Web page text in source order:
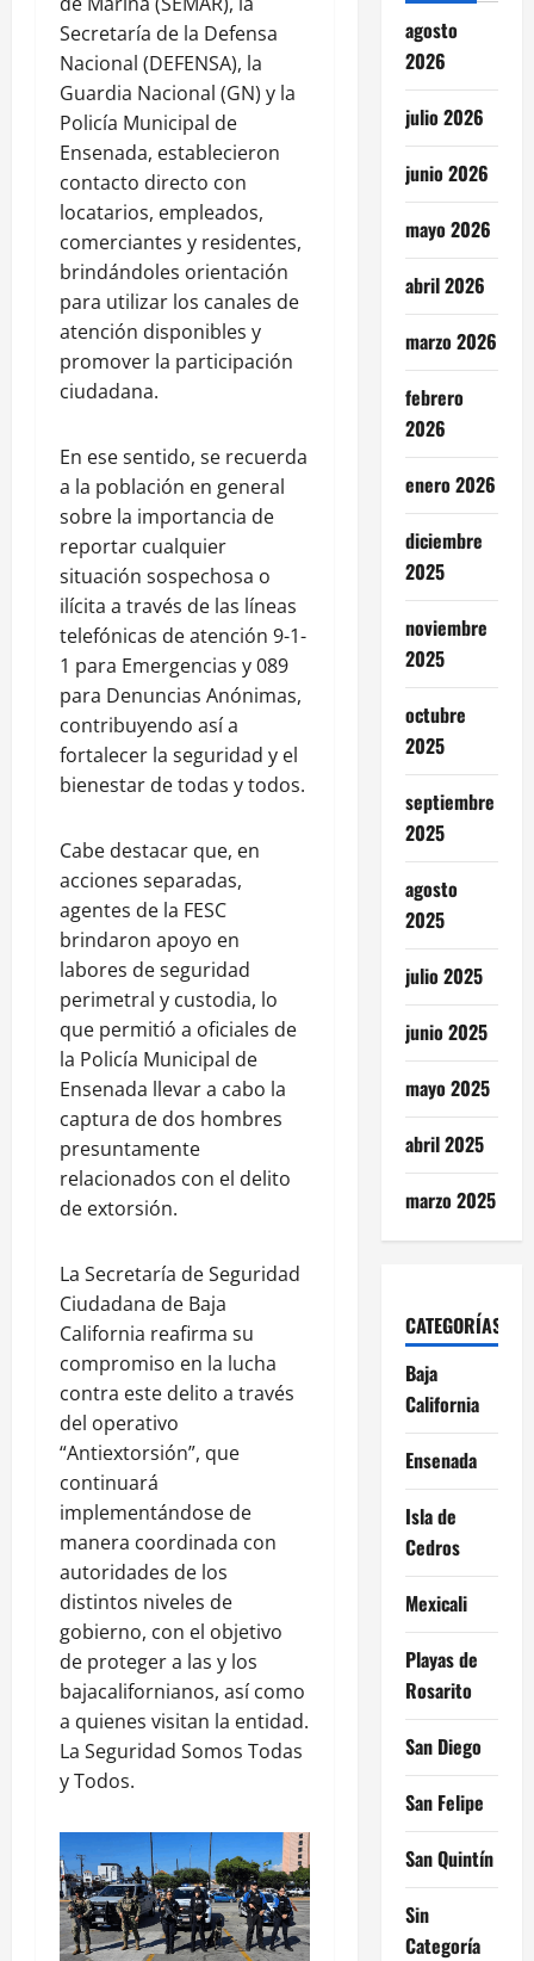
Secretaría de la Defensa
Nacional (DEFENSA), la
Guardia Nacional (GN) y la
Policía Municipal de
Ensenada, establecieron
contacto directo con
locatarios, empleados,
comerciantes y residentes,
brindándoles orientación
para utilizar los canales de
atención disponibles y
promover la participación
ciudadana.
En ese sentido, se recuerda
a la población en general
sobre la importancia de
reportar cualquier
situación sospechosa o
ilícita a través de las líneas
telefónicas de atención 9-1-
1 para Emergencias y 089
para Denuncias Anónimas,
contribuyendo así a
fortalecer la seguridad y el
bienestar de todas y todos.
Cabe destacar que, en
acciones separadas,
agentes de la FESC
brindaron apoyo en
labores de seguridad
perimetral y custodia, lo
que permitió a oficiales de
la Policía Municipal de
Ensenada llevar a cabo la
captura de dos hombres
presuntamente
relacionados con el delito
de extorsión.
La Secretaría de Seguridad
Ciudadana de Baja
California reafirma su
compromiso en la lucha
contra este delito a través
del operativo
“Antiextorsión”, que
continuará
implementándose de
manera coordinada con
autoridades de los
distintos niveles de
gobierno, con el objetivo
de proteger a las y los
bajacalifornianos, así como
a quienes visitan la entidad.
La Seguridad Somos Todas
y Todos.
agosto
2026
julio 2026
junio 2026
mayo 2026
abril 2026
marzo 2026
febrero
2026
enero 2026
diciembre
2025
noviembre
2025
octubre
2025
septiembre
2025
agosto
2025
julio 2025
junio 2025
mayo 2025
abril 2025
marzo 2025
CATEGORÍAS
Baja
California
Ensenada
Isla de
Cedros
Mexicali
Playas de
Rosarito
San Diego
San Felipe
San Quintín
Sin
Categoría